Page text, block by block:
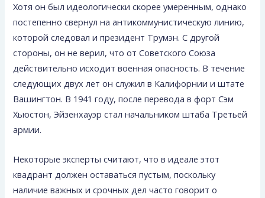
Хотя он был идеологически скорее уме­ренным, однако
постепенно свернул на антикоммунисти­ческую линию,
которой следовал и президент Трумэн. С другой
стороны, он не верил, что от Советского Союза
действительно исходит военная опасность. В течение
следующих двух лет он служил в Калифорнии и штате
Вашингтон. В 1941 году, после перевода в форт Сэм
Хьюстон, Эйзенхауэр стал начальником штаба Третьей
армии.
Некоторые эксперты считают, что в идеале этот
квадрант должен оставаться пустым, поскольку
наличие важных и срочных дел часто говорит о